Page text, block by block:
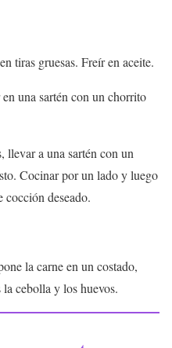
tiras gruesas. Freír en aceite.
una sartén con un chorrito
llevar a una sartén con un
Cocinar por un lado y luego
cocción deseado.
la carne en un costado,
cebolla y los huevos.